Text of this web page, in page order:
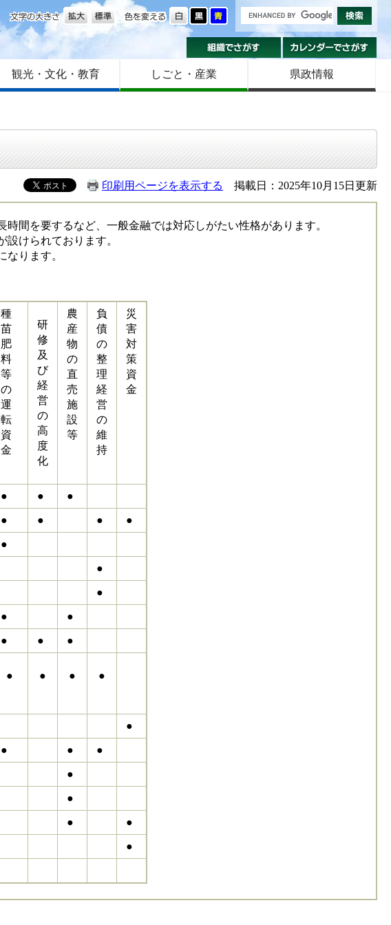
色を変える
文字の大きさ
組織でさがす
観光・文化・教育 しごと・産業 県政情報
印刷用ページを表示する 掲載日：2025年10月15日更新
間を要するなど、一般金融では対応しがたい性格があります。
けられております。
ります。
種
苗
肥
料
等
の
運
転
資
金
研
修
及
び
経
営
の
高
度
化
農
産
物
の
直
売
施
設
等
負
債
の
整
理
経
営
の
維
持
災
害
対
策
資
金
● ● ●
● ● ● ●
●
●
●
● ●
● ● ●
● ● ● ●
●
● ● ●
●
●
● ●
●